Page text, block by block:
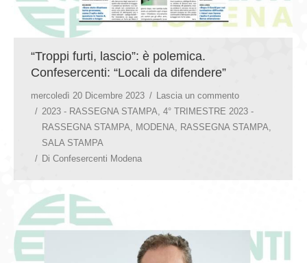
“Troppi furti, lascio”: è polemica.
Confesercenti: “Locali da difendere”
mercoledì 20 Dicembre 2023
Lascia un commento
2023 - RASSEGNA STAMPA, 4° TRIMESTRE 2023 -
RASSEGNA STAMPA, MODENA, RASSEGNA STAMPA,
SALA STAMPA
Di Confesercenti Modena